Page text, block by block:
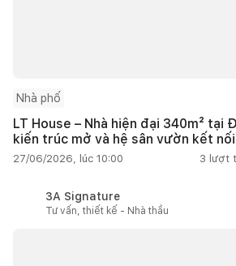
Nhà phố
LT House – Nhà hiện đại 340m² tại
kiến trúc mở và hệ sân vườn kết
27/06/2026, lúc 10:00 3 lượt
3A Signature
Tư vấn, thiết kế - Nhà thầu